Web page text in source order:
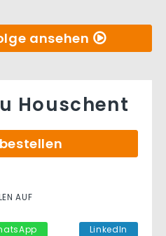
ansehen
Houschent
AUF
LinkedIn